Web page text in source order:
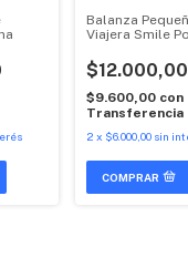
Balanza
Viajera Smile
$12.000,00
$9.600,00 con
Transferencia
2 x $6.000,00 sin